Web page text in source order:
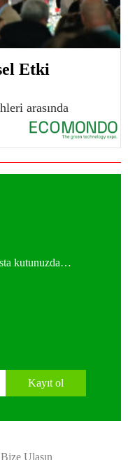
Etki
arasında
kutunuzda…
Kayıt ol
Bize Ulaşın